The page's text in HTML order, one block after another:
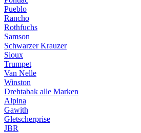
Pueblo
Rancho
Rothfuchs
Samson
Schwarzer Krauzer
Sioux
Trumpet
Van Nelle
Winston
Drehtabak alle Marken
Alpina
Gawith
Gletscherprise
JBR